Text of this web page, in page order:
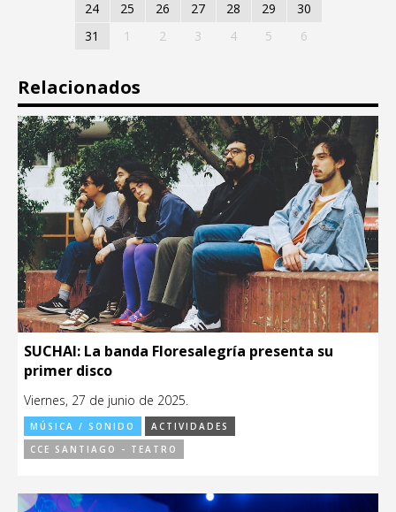
24
25 26 27 28 29
30
31
1 2 3 4 5 6
Relacionados
SUCHAI: La banda Floresalegría presenta su
primer disco
Viernes, 27 de junio de 2025.
MÚSICA / SONIDO
ACTIVIDADES
CCE SANTIAGO - TEATRO